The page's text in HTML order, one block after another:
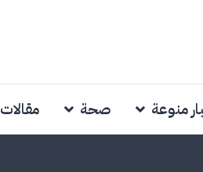
منوعة صحة مقالات